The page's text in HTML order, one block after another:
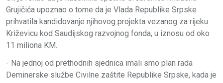
Grujičića upoznao o tome da je Vlada Republike Srpske
prihvatila kandidovanje njihovog projekta vezanog za rijeku
Križevicu kod Saudijskog razvojnog fonda, u iznosu od oko
11 miliona KM.
- Na jednoj od prethodnih sjednica imali smo plan rada
Deminerske službe Civilne zaštite Republike Srpske, kada je